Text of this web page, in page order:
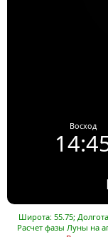
Восход
Широта: 55.75;
Расчет фазы Луны на